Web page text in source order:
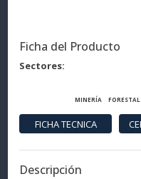
Ficha del Producto
Sectores
MINERÍA FORESTAL
Descripción